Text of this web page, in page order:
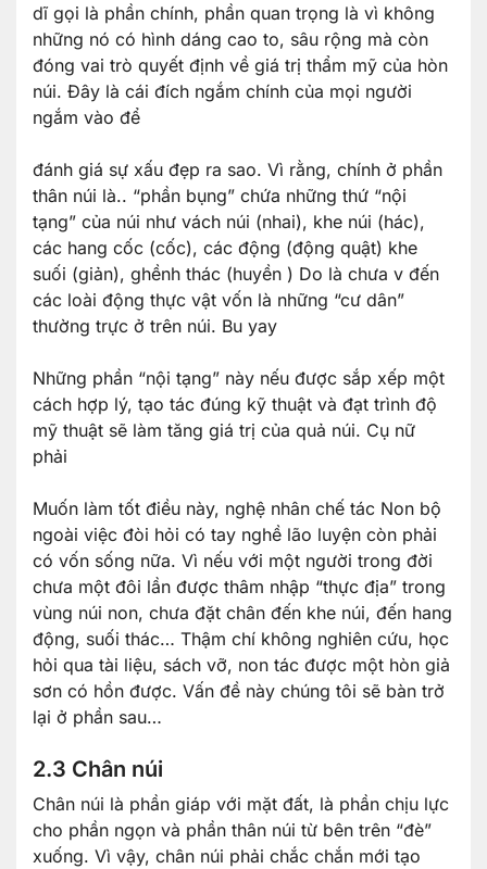
dĩ gọi là phần chính, phần quan trọng là vì không
những nó có hình dáng cao to, sâu rộng mà còn
đóng vai trò quyết định về giá trị thẩm mỹ của hòn
núi. Đây là cái đích ngắm chính của mọi người
ngắm vào để
đánh giá sự xấu đẹp ra sao. Vì rằng, chính ở phần
thân núi là.. “phần bụng” chứa những thứ “nội
tạng” của núi như vách núi (nhai), khe núi (hác),
các hang cốc (cốc), các động (động quật) khe
suối (giản), ghềnh thác (huyền ) Do là chưa v đến
các loài động thực vật vốn là những “cư dân”
thường trực ở trên núi. Bu yay
Những phần “nội tạng” này nếu được sắp xếp một
cách hợp lý, tạo tác đúng kỹ thuật và đạt trình độ
mỹ thuật sẽ làm tăng giá trị của quả núi. Cụ nữ
phải
Muốn làm tốt điều này, nghệ nhân chế tác Non bộ
ngoài việc đòi hỏi có tay nghề lão luyện còn phải
có vốn sống nữa. Vì nếu với một người trong đời
chưa một đôi lần được thâm nhập “thực địa” trong
vùng núi non, chưa đặt chân đến khe núi, đến hang
động, suối thác… Thậm chí không nghiên cứu, học
hỏi qua tài liệu, sách vỡ, non tác được một hòn giả
sơn có hồn được. Vấn đề này chúng tôi sẽ bàn trở
lại ở phần sau…
2.3 Chân núi
Chân núi là phần giáp với mặt đất, là phần chịu lực
cho phần ngọn và phần thân núi từ bên trên “đè”
xuống. Vì vậy, chân núi phải chắc chắn mới tạo